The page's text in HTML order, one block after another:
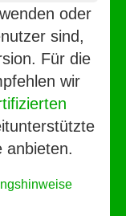
oder
sind,
Für die
wir
anbieten.